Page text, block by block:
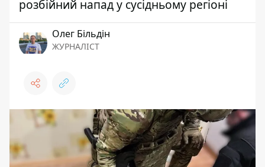
розбійний напад у сусідньому регіоні
Олег Більдін
ЖУРНАЛІСТ